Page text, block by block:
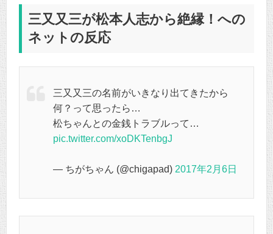
三又又三が松本人志から絶縁！への
ネットの反応
三又又三の名前がいきなり出てきたから
何？って思ったら…
松ちゃんとの金銭トラブルって…
pic.twitter.com/xoDKTenbgJ
— ちがちゃん (@chigapad) 2017年2月6日